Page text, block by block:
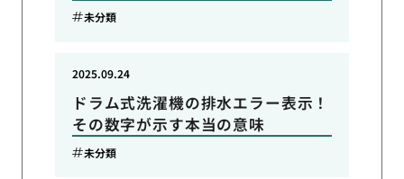
未分類
ドラム式洗濯機の排水エラー表示！
その数字が示す本当の意味
2025.09.24
未分類